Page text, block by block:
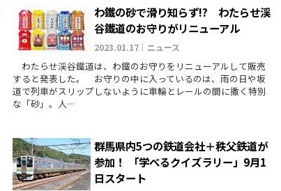
わ鐵の砂で滑り知らず!? わたらせ渓
谷鐵道のお守りがリニューアル
2023.01.17｜ニュース
わたらせ渓谷鐵道は、わ鐵のお守りをリニューアルして販売
すると発表した。 お守りの中に入っているのは、雨の日や坂
道で列車がスリップしないように車輪とレールの間に撒く特別
な「砂」。人…
群馬県内5つの鉄道会社＋秩父鉄道が
参加！ 「学べるクイズラリー」9月1
日スタート